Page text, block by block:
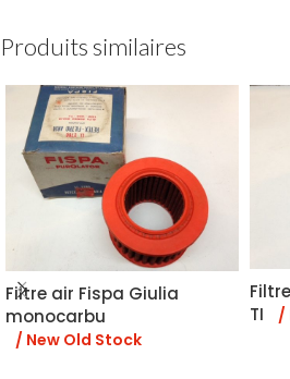
Produits similaires
Filtre air Fispa Giulia
monocarbu
/ New Old Stock
TI
/